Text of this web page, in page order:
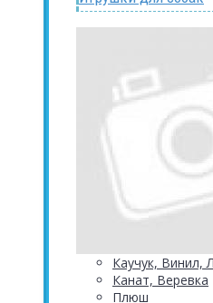
Каучук, Винил,
Канат, Веревка
Плюш